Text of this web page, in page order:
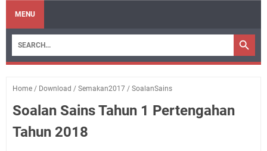
MENU
Home / Download / Semakan2017 / SoalanSains
Soalan Sains Tahun 1 Pertengahan
Tahun 2018